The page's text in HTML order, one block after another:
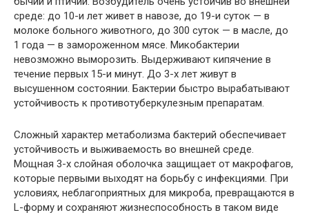
среде: до 10-и лет живет в навозе, до 19-и суток — в
молоке больного животного, до 300 суток — в масле, до
1 года — в замороженном мясе. Микобактерии
невозможно выморозить. Выдерживают кипячение в
течение первых 15-и минут. До 3-х лет живут в
высушенном состоянии. Бактерии быстро вырабатывают
устойчивость к противотуберкулезным препаратам.
Сложный характер метаболизма бактерий обеспечивает
устойчивость и выживаемость во внешней среде.
Мощная 3-х слойная оболочка защищает от макрофагов,
которые первыми выходят на борьбу с инфекциями. При
условиях, неблагоприятных для микроба, превращаются в
L-форму и сохраняют жизнеспособность в таком виде